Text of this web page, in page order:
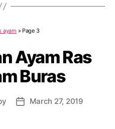
ayam » Page 3
Ayam Ras
Buras
PostMarch 27, 2019